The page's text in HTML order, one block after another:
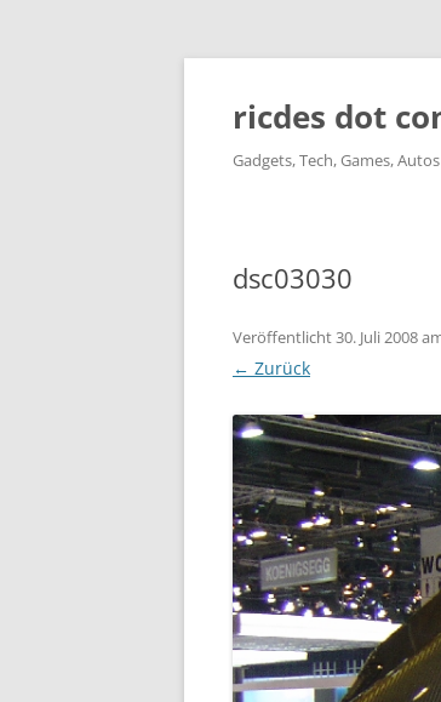
ricdes dot
Gadgets, Tech, Games,
dsc03030
Veröffentlicht30. Juli 2008
← Zurück